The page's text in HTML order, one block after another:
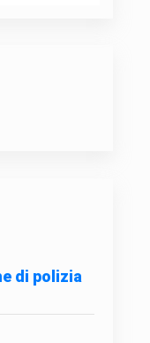
di polizia